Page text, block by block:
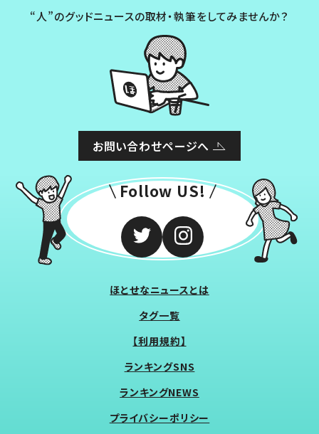
“人”のグッドニュースの取材・執筆をしてみませんか？
お問い合わせページへ
Follow US!
ほとせなニュースとは
タグ一覧
【利用規約】
ランキングSNS
ランキングNEWS
プライバシーポリシー